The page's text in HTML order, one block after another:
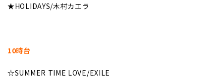
★HOLIDAYS/木村カエラ
10時台
☆SUMMER TIME LOVE/EXILE